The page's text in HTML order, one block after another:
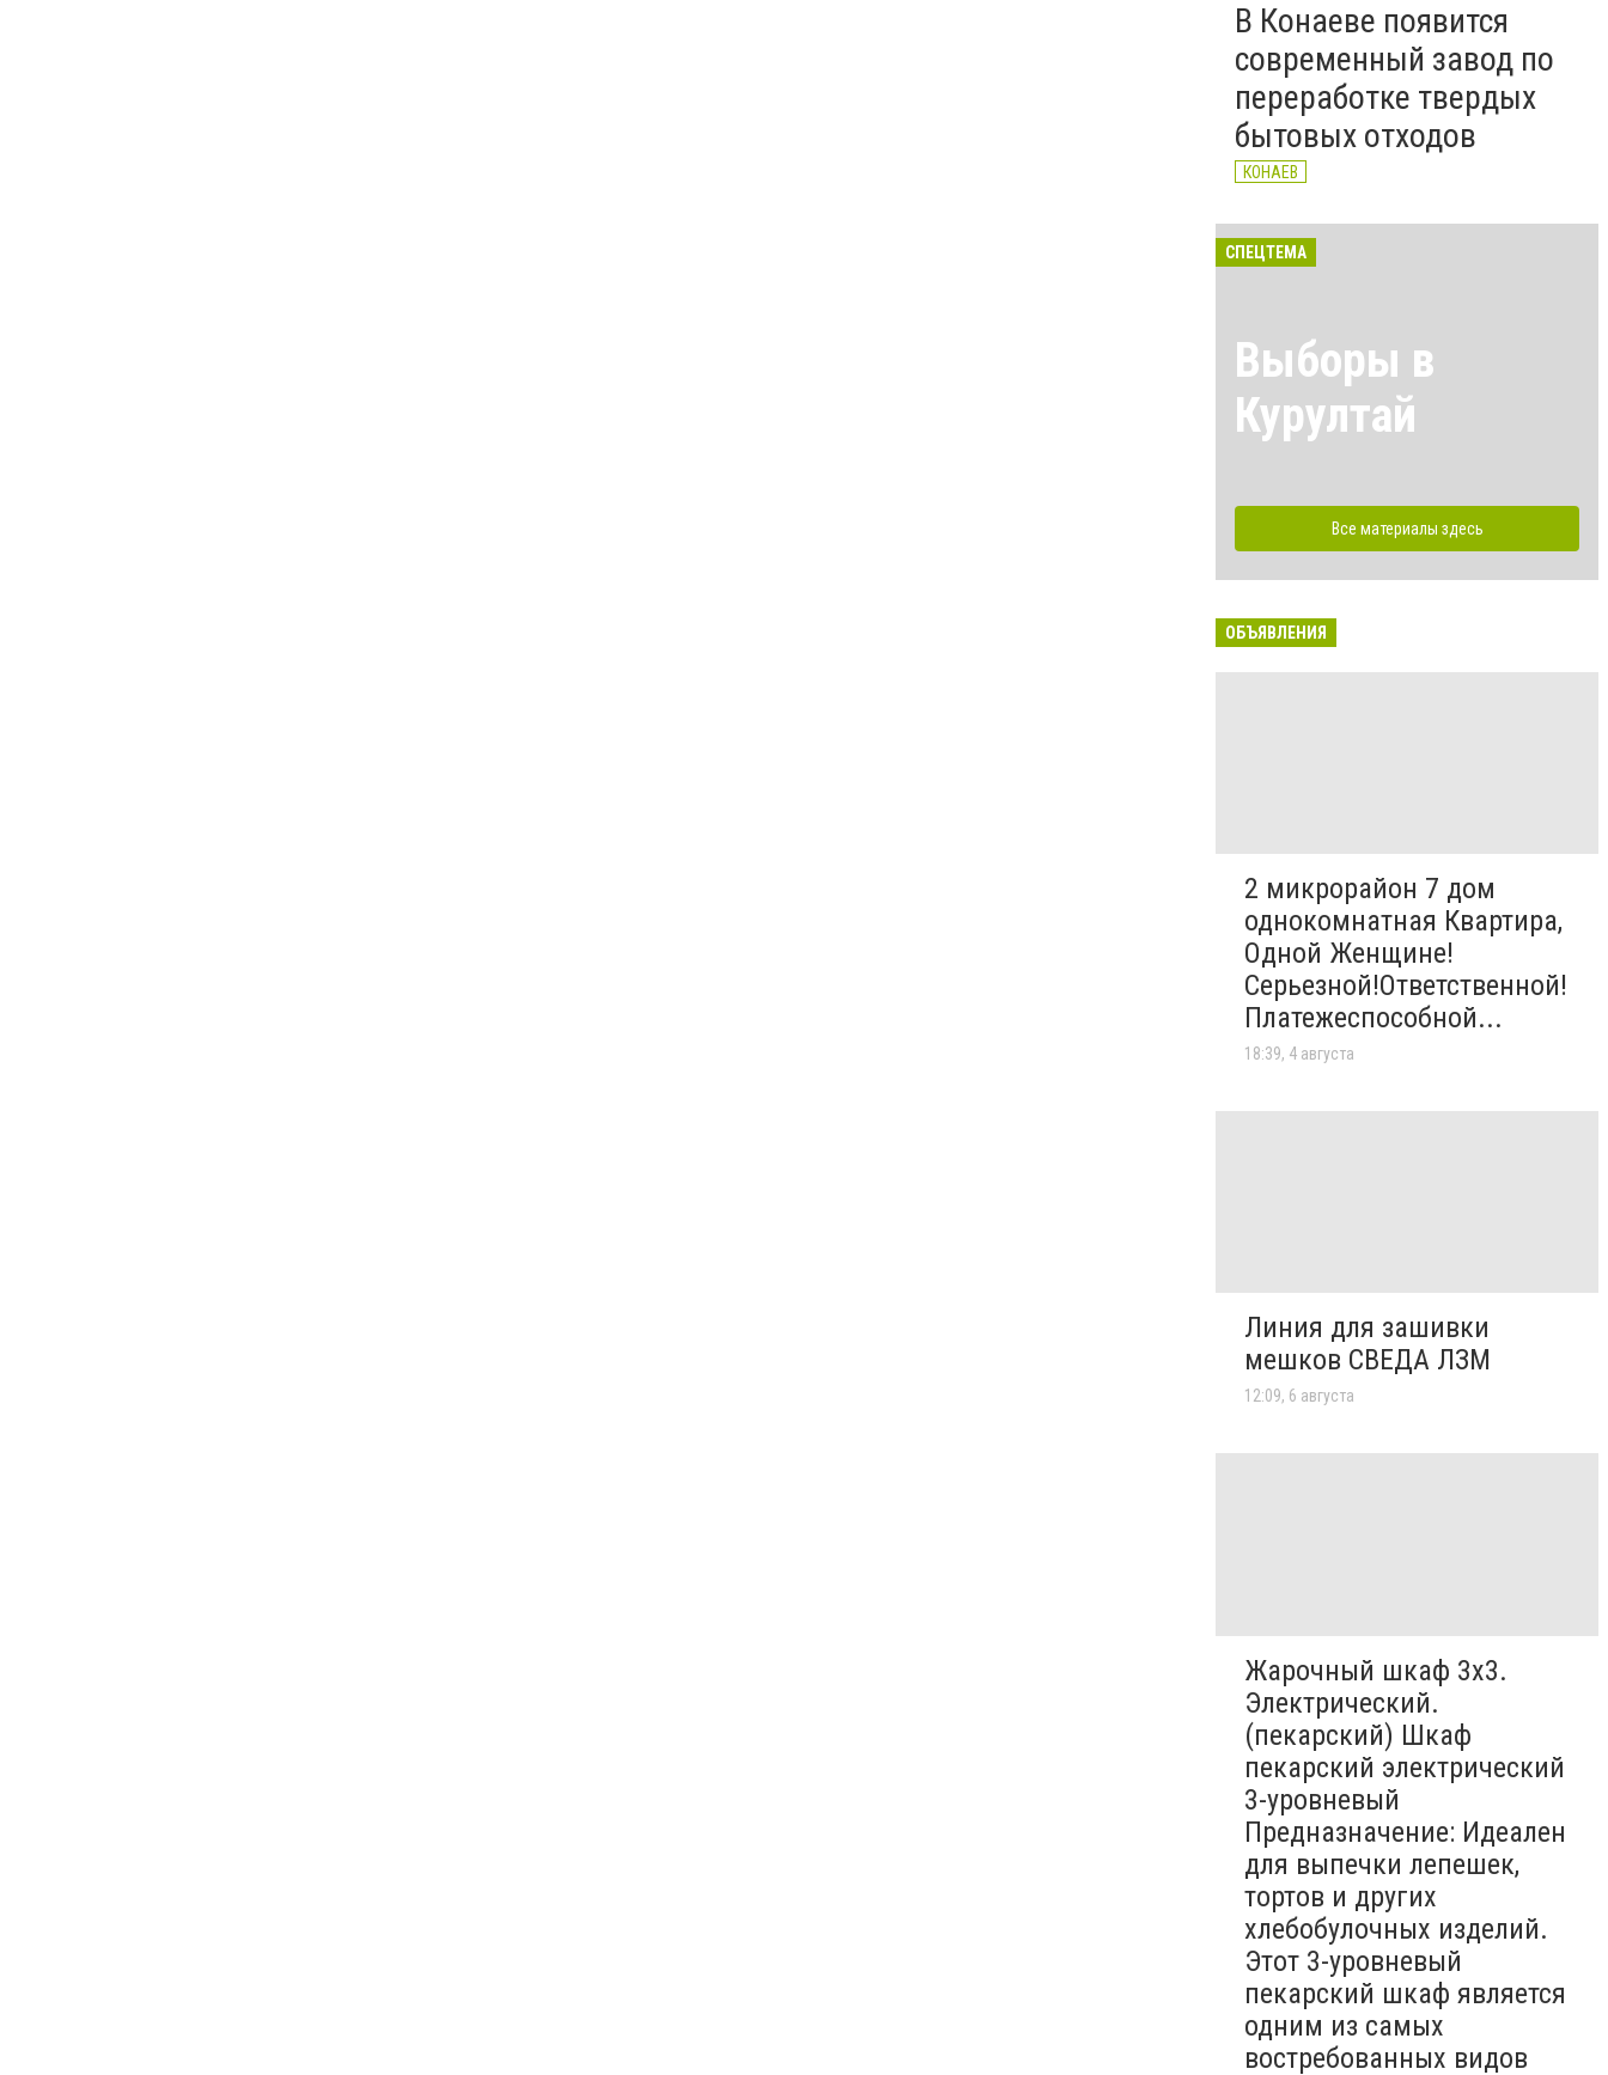
В Конаеве появится
современный завод по
переработке твердых
бытовых отходов
КОНАЕВ
СПЕЦТЕМА
Выборы в
Курултай
Все материалы здесь
ОБЪЯВЛЕНИЯ
2 микрорайон 7 дом
однокомнатная Квартира,
Одной Женщине!
Серьезной!Ответственной!
Платежеспособной...
18:39, 4 августа
Линия для зашивки
мешков СВЕДА ЛЗМ
12:09, 6 августа
Жарочный шкаф 3х3.
Электрический.
(пекарский) Шкаф
пекарский электрический
3-уровневый
Предназначение: Идеален
для выпечки лепешек,
тортов и других
хлебобулочных изделий.
Этот 3-уровневый
пекарский шкаф является
одним из самых
востребованных видов